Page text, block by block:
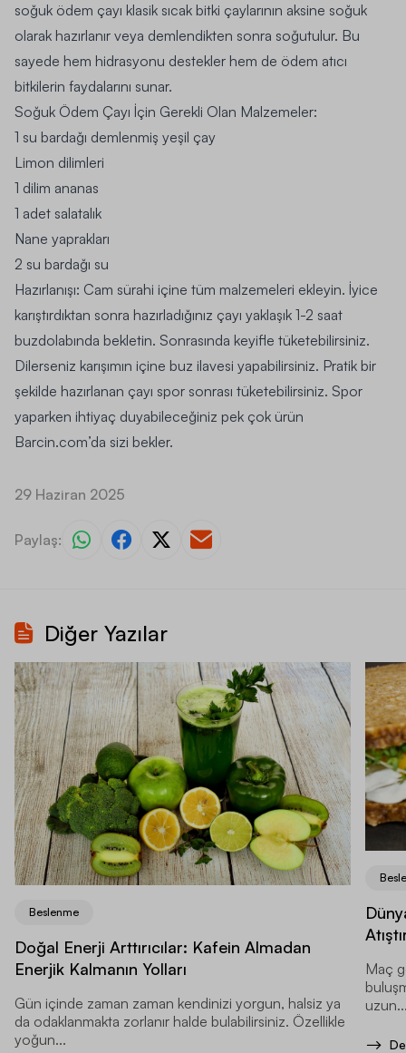
soğuk ödem çayı klasik sıcak bitki çaylarının aksine soğuk
olarak hazırlanır veya demlendikten sonra soğutulur. Bu
sayede hem hidrasyonu destekler hem de ödem atıcı
bitkilerin faydalarını sunar.
Soğuk Ödem Çayı İçin Gerekli Olan Malzemeler:
1 su bardağı demlenmiş yeşil çay
Limon dilimleri
1 dilim ananas
1 adet salatalık
Nane yaprakları
2 su bardağı su
Hazırlanışı: Cam sürahi içine tüm malzemeleri ekleyin. İyice
karıştırdıktan sonra hazırladığınız çayı yaklaşık 1-2 saat
buzdolabında bekletin. Sonrasında keyifle tüketebilirsiniz.
Dilerseniz karışımın içine buz ilavesi yapabilirsiniz. Pratik bir
şekilde hazırlanan çayı spor sonrası tüketebilirsiniz. Spor
yaparken ihtiyaç duyabileceğiniz pek çok ürün
Barcin.com’da sizi bekler.
29 Haziran 2025
Paylaş:
Diğer Yazılar
Beslenme
Doğal Enerji Arttırıcılar: Kafein Almadan
Enerjik Kalmanın Yolları
Gün içinde zaman zaman kendinizi yorgun, halsiz ya
da odaklanmakta zorlanır halde bulabilirsiniz. Özellikle
yoğun...
Maç